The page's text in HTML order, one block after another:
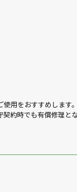
をおすすめします
約時でも有償修理